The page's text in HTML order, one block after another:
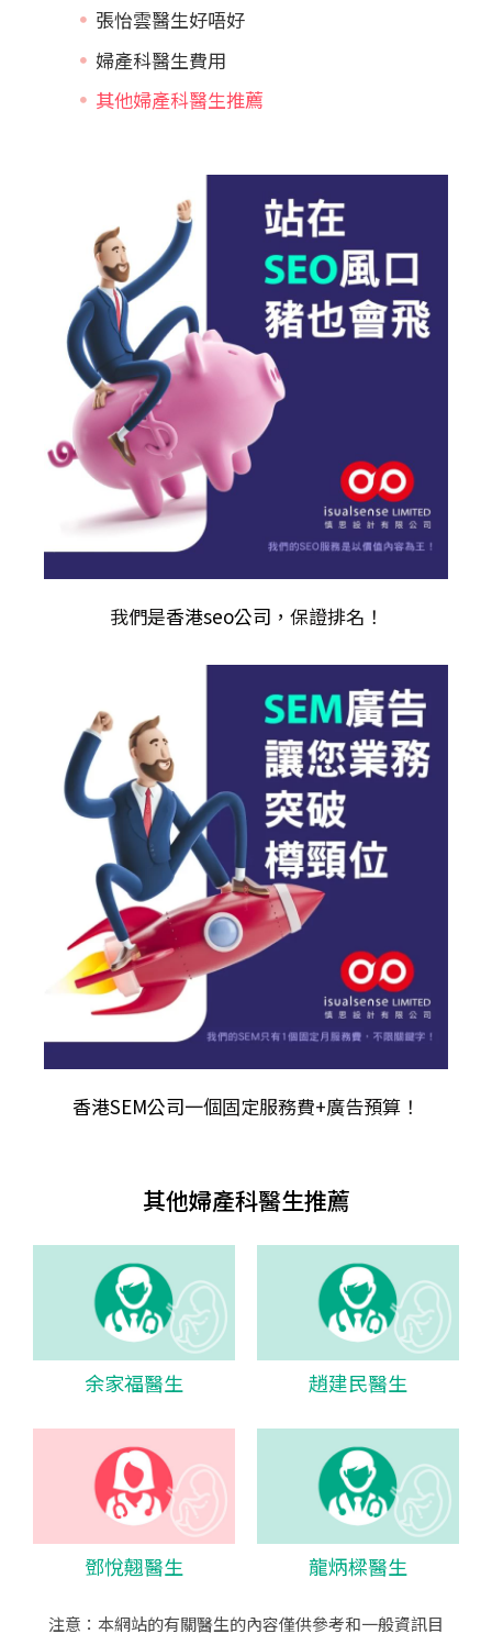
張怡雲醫生好唔好
婦產科醫生費用
其他婦產科醫生推薦
我們是香港seo公司 ，保證排名！
香港SEM公司一個固定服務費+廣告預算！
其他婦產科醫生推薦
余家福醫生 趙建民醫生
鄧悅翹醫生 龍炳樑醫生
注意：本網站的有關醫生的內容僅供參考和一般資訊目